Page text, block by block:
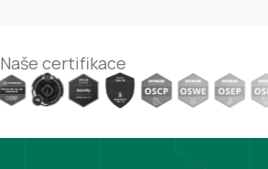
Naše certifikace